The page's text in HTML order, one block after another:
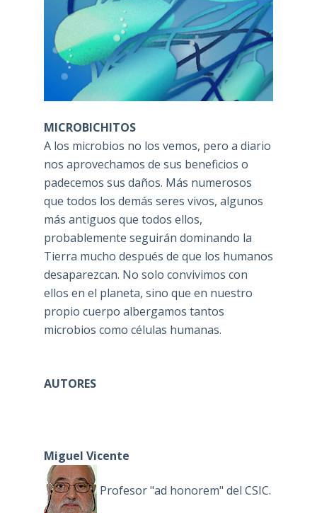
MICROBICHITOS
A los microbios no los vemos, pero a diario
nos aprovechamos de sus beneficios o
padecemos sus daños. Más numerosos
que todos los demás seres vivos, algunos
más antiguos que todos ellos,
probablemente seguirán dominando la
Tierra mucho después de que los humanos
desaparezcan. No solo convivimos con
ellos en el planeta, sino que en nuestro
propio cuerpo albergamos tantos
microbios como células humanas.
AUTORES
Miguel Vicente
Profesor "ad honorem" del CSIC.